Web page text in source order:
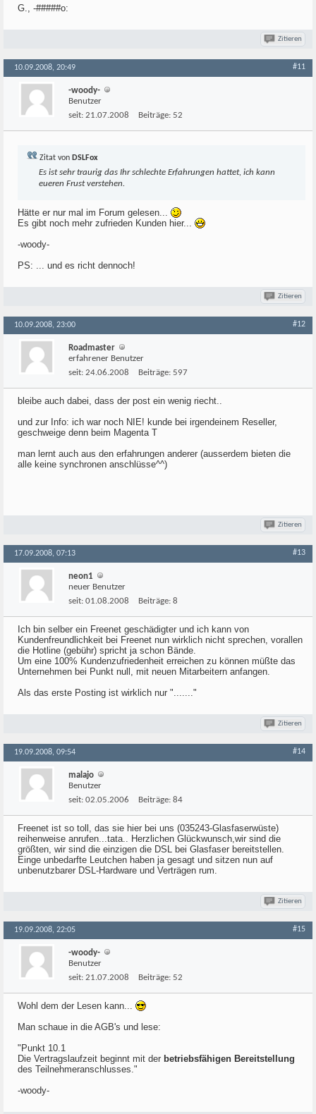
G., -#####o:
Zitieren
10.09.2008, 20:49 #11
-woody-
Benutzer
seit: 21.07.2008 Beiträge: 52
Zitat von DSLFox
Es ist sehr traurig das Ihr schlechte Erfahrungen hattet, ich kann
eueren Frust verstehen.
Hätte er nur mal im Forum gelesen...
Es gibt noch mehr zufrieden Kunden hier...
-woody-
PS: ... und es richt dennoch!
Zitieren
10.09.2008, 23:00 #12
Roadmaster
erfahrener Benutzer
seit: 24.06.2008 Beiträge: 597
bleibe auch dabei, dass der post ein wenig riecht..
und zur Info: ich war noch NIE! kunde bei irgendeinem Reseller,
geschweige denn beim Magenta T
man lernt auch aus den erfahrungen anderer (ausserdem bieten die
alle keine synchronen anschlüsse^^)
Zitieren
17.09.2008, 07:13 #13
neon1
neuer Benutzer
seit: 01.08.2008 Beiträge: 8
Ich bin selber ein Freenet geschädigter und ich kann von
Kundenfreundlichkeit bei Freenet nun wirklich nicht sprechen, vorallen
die Hotline (gebühr) spricht ja schon Bände.
Um eine 100% Kundenzufriedenheit erreichen zu können müßte das
Unternehmen bei Punkt null, mit neuen Mitarbeitern anfangen.
Als das erste Posting ist wirklich nur "......."
Zitieren
19.09.2008, 09:54 #14
malajo
Benutzer
seit: 02.05.2006 Beiträge: 84
Freenet ist so toll, das sie hier bei uns (035243-Glasfaserwüste)
reihenweise anrufen...tata.. Herzlichen Glückwunsch,wir sind die
größten, wir sind die einzigen die DSL bei Glasfaser bereitstellen.
Einge unbedarfte Leutchen haben ja gesagt und sitzen nun auf
unbenutzbarer DSL-Hardware und Verträgen rum.
Zitieren
19.09.2008, 22:05 #15
-woody-
Benutzer
seit: 21.07.2008 Beiträge: 52
Wohl dem der Lesen kann...
Man schaue in die AGB's und lese:
"Punkt 10.1
Die Vertragslaufzeit beginnt mit der betriebsfähigen Bereitstellung
des Teilnehmeranschlusses."
-woody-